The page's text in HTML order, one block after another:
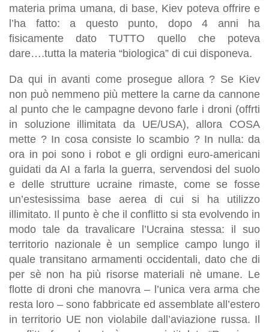
materia prima umana, di base, Kiev poteva offrire e
l’ha fatto: a questo punto, dopo 4 anni ha
fisicamente dato TUTTO quello che poteva
dare….tutta la materia “biologica” di cui disponeva.
Da qui in avanti come prosegue allora ? Se Kiev
non può nemmeno più mettere la carne da cannone
al punto che le campagne devono farle i droni (offrti
in soluzione illimitata da UE/USA), allora COSA
mette ? In cosa consiste lo scambio ? In nulla: da
ora in poi sono i robot e gli ordigni euro-americani
guidati da AI a farla la guerra, servendosi del suolo
e delle strutture ucraine rimaste, come se fosse
un’estesissima base aerea di cui si ha utilizzo
illimitato. Il punto è che il conflitto si sta evolvendo in
modo tale da travalicare l’Ucraina stessa: il suo
territorio nazionale è un semplice campo lungo il
quale transitano armamenti occidentali, dato che di
per sè non ha più risorse materiali nè umane. Le
flotte di droni che manovra – l’unica vera arma che
resta loro – sono fabbricate ed assemblate all’estero
in territorio UE non violabile dall’aviazione russa. Il